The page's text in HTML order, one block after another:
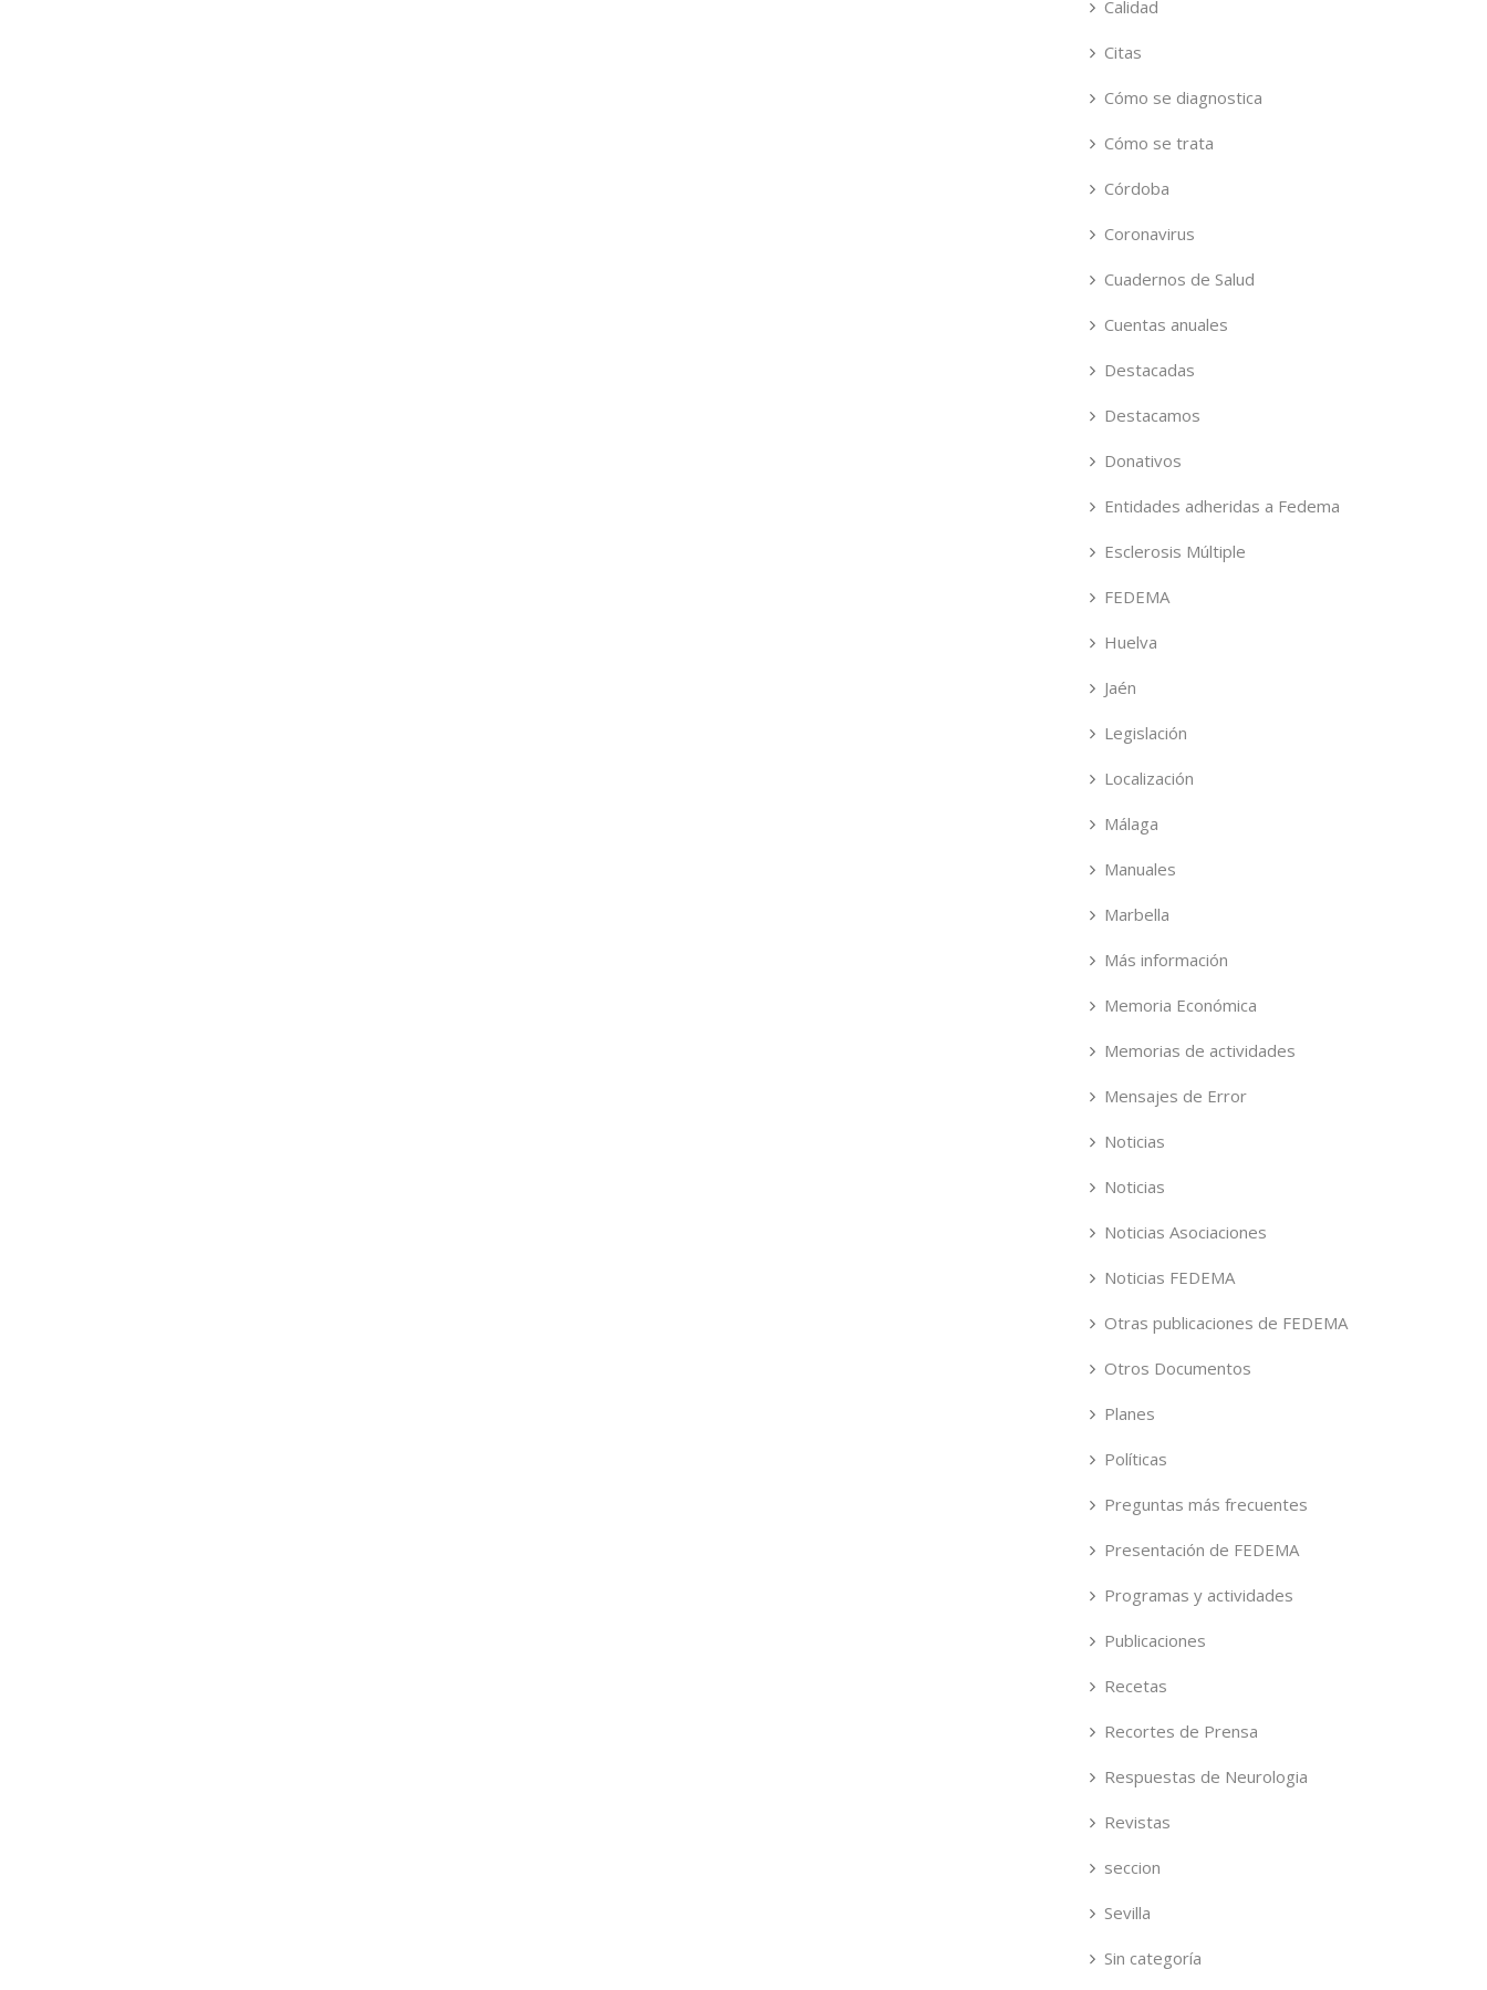
Calidad
Citas
Cómo se diagnostica
Cómo se trata
Córdoba
Coronavirus
Cuadernos de Salud
Cuentas anuales
Destacadas
Destacamos
Donativos
Entidades adheridas a Fedema
Esclerosis Múltiple
FEDEMA
Huelva
Jaén
Legislación
Localización
Málaga
Manuales
Marbella
Más información
Memoria Económica
Memorias de actividades
Mensajes de Error
Noticias
Noticias
Noticias Asociaciones
Noticias FEDEMA
Otras publicaciones de FEDEMA
Otros Documentos
Planes
Políticas
Preguntas más frecuentes
Presentación de FEDEMA
Programas y actividades
Publicaciones
Recetas
Recortes de Prensa
Respuestas de Neurologia
Revistas
seccion
Sevilla
Sin categoría